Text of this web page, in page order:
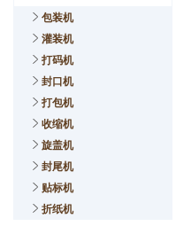
包装机
灌装机
打码机
封口机
打包机
收缩机
旋盖机
封尾机
贴标机
折纸机